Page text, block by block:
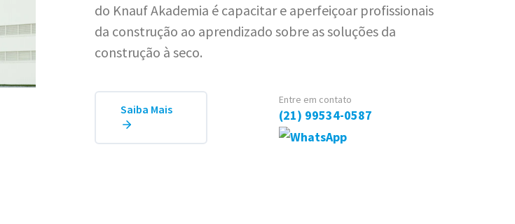
do Knauf Akademia é capacitar e aperfeiçoar profissionais
da construção ao aprendizado sobre as soluções da
construção à seco.
Saiba Mais
Entre em contato
(21) 99534-0587